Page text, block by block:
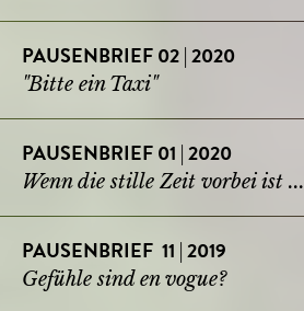
PAUSENBRIEF 02 | 2020
"Bitte ein Taxi"
PAUSENBRIEF 01 | 2020
Wenn die stille Zeit vorbei ist ...
PAUSENBRIEF 11 | 2019
Gefühle sind en vogue?